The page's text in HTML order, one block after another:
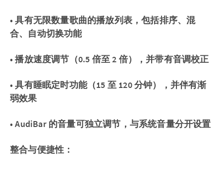
• 具有无限数量歌曲的播放列表，包括排序、混
合、自动切换功能
• 播放速度调节（0.5 倍至 2 倍），并带有音调校正
• 具有睡眠定时功能（15 至 120 分钟），并伴有渐
弱效果
• AudiBar 的音量可独立调节，与系统音量分开设置
整合与便捷性：